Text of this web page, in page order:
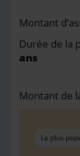
Montant
Durée de la
ans
Montant de
La plus